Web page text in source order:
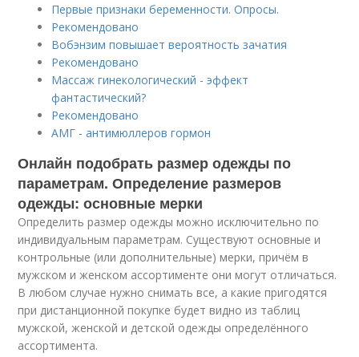
Первые признаки беременности. Опросы.
Рекомендовано
Вобэнзим повышает вероятность зачатия
Рекомендовано
Массаж гинекологический - эффект
фантастический?
Рекомендовано
АМГ - антимюллеров гормон
Онлайн подобрать размер одежды по
параметрам. Определение размеров
одежды: основные мерки
Определить размер одежды можно исключительно по
индивидуальным параметрам. Существуют основные и
контрольные (или дополнительные) мерки, причём в
мужском и женском ассортименте они могут отличаться.
В любом случае нужно снимать все, а какие пригодятся
при дистанционной покупке будет видно из таблиц
мужской, женской и детской одежды определённого
ассортимента.